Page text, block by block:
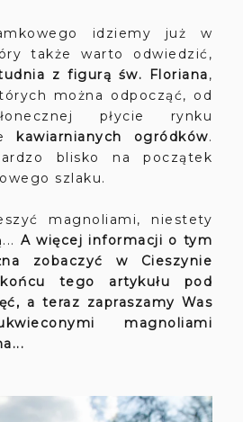
idziemy już w
także warto odwiedzić,
z figurą św. Floriana,
można odpocząć, od
płycie rynku
kawiarnianych ogródków.
blisko na początek
szlaku.
magnoliami, niestety
A więcej informacji o tym
zobaczyć w Cieszynie
tego artykułu pod
a teraz zapraszamy Was
magnoliami